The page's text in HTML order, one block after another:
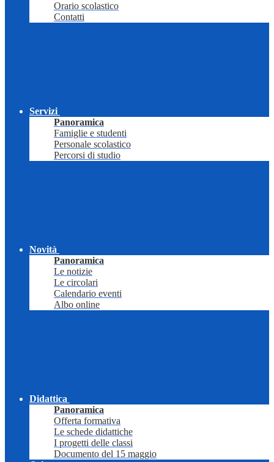
Orario scolastico
Contatti
Servizi
Panoramica
Famiglie e studenti
Personale scolastico
Percorsi di studio
Novità
Panoramica
Le notizie
Le circolari
Calendario eventi
Albo online
Didattica
Panoramica
Offerta formativa
Le schede didattiche
I progetti delle classi
Documento del 15 maggio